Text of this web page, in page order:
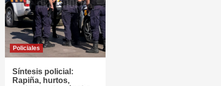
Policiales
Síntesis policial:
Rapiña, hurtos,